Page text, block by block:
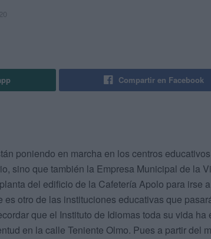
Compartir en Facebook
poniendo en marcha en los centros
sino que también la Empresa Municipal de la
del edificio de la Cafetería Apolo para irse
otro de las instituciones educativas que
que el Instituto de Idiomas toda su vida ha
en la calle Teniente Olmo. Pues a partir del